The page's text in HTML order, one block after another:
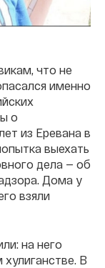
что не
именно
о
из Еревана в
выехать
дела — об
Дома у
взяли
на него
В